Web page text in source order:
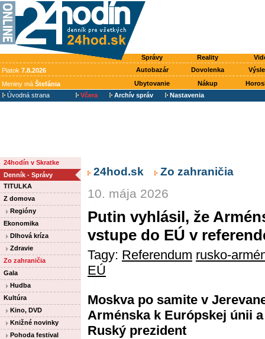
Správy Reality
Piatok 7.8.2026 Autobazár Dovolenka
Meniny má Štefánia Ubytovanie Nákup
Úvodná strana
Včera Archív správ Nastavenia
24hodín v Skratke
Denník - Správy
TITULKA
Z domova
Regióny
Ekonomika
Dlhová kríza
Zdravie
Zo zahraničia
Gala
Hudba
Kultúra
Kino, DVD
Knižné novinky
Pohoda festival
24hod.sk Zo zahraničia
10. mája 2026
Putin vyhlásil, že
vstupe do EÚ v
Tagy: Referendum rusko-
EÚ
Moskva po samite v
Arménska k Európskej únii
Ruský prezident